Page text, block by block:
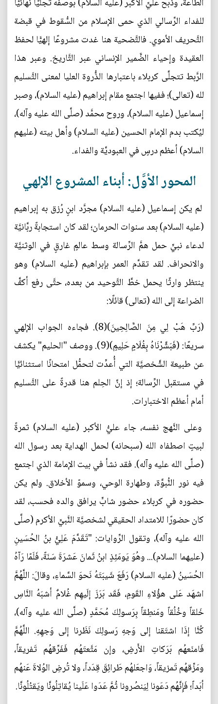
للفداء الرِّسالي الذي حمى الإسلام من السُّقوط في قبضة
التَّحريف الأموي. فالتَّضحية هنا غدت مشروعًا إلهيًّا لحفظ
العقيدة وإحياء الضَّمير الإنساني عبر التَّاريخ. وعبر هذا
الرَّبط تتجلَّى كربلاء باعتبارها الذُّروة العليا لمعنى التَّسليم
لله (تعالى)؛ ففيها اجتمع مقام إبراهيم (عليه السلام)، وصبر
إسماعيل (عليه السلام)، وروح محمَّد (صلَّى الله عليه وآله)،
ليُكتب بدم الإمام الحسين (عليه السلام) وأهل بيته (عليهم
السلام) أعظم درسٍ في العبوديَّة والفداء.
المحور الأوَّل: أبناء المشروع الإلهي
لم يكن إسماعيل (عليه السلام) مجرَّد ابنٍ رُزق به إبراهيم
(عليه السلام) بعد سنوات الحرمان؛ لقد كان استجابةً ربَّانيَّة
لدعاء نبيٍّ حمل همَّ الرِّسالة وسط عالمٍ غارقٍ في الوثنيَّة
والانحراف. لقد تقدَّم العمر بإبراهيم (عليه السلام) وهو
ينتظر وارثًا يحمل خطَّ التَّوحيد من بعده، حتَّى رفع أكفَّ
الضراعة إلى الله (تعالى) قائلًا:
(رَبِّ هَبْ لِي مِنَ الصَّالِحِينَ)(8). فجاءه الجواب الإلهي
سريعًا: (فَبَشَّرْنَاهُ بِغُلَامٍ حَلِيمٍ)(9). ووصف "الحليم" يكشف
عن طبيعة الشَّخصيَّة التي أُعدِّت لتحمُّل امتحانًا استثنائيًّا
في مستقبل الرِّسالة؛ إذ إنَّ الحِلم هنا قدرةً على التَّسليم
أمام أعظم الاختبارات.
وعلى النَّهج نفسه، جاء عليُّ الأكبر (عليه السلام) ثمرةً
لبيتٍ اصطفاه الله (سبحانه) لحمل الهداية بعد رسول الله
(صلَّى الله عليه وآله). فقد نشأ في بيت الإمامة الذي اجتمع
فيه نور النُّبوَّة، وطهارة الوحي، وسموّ الأخلاق. ولم يكن
حضوره في كربلاء حضور شابٍّ يرافق والده فحسب، لقد
كان حضورًا للامتداد الحقيقي لشخصيَّة النَّبيِّ الأكرم (صلَّى
الله عليه وآله)، وتقول الرِّوايات: "تَقَدَّمَ عَلِيُّ بنُ الحُسَينِ
(عليهما السلام)... وهُوَ يَومَئِذٍ ابنُ ثَمانَ عَشرَةَ سَنَةً، فَلَمّا رَآهُ
الحُسَينُ (عليه السلام) رَفَعَ شَيبَتَهُ نَحوَ السَّماءِ، وقالَ: اللَّهُمَّ
اشهَد عَلى هؤُلاءِ القَومِ، فَقَد بَرَزَ إلَيهِم غُلامٌ أشبَهُ النَّاسِ
خَلقاً وخُلُقاً ومَنطِقاً بِرَسولِكَ مُحَمَّدٍ (صلَّى الله عليه وآله)،
كُنَّا إذَا اشتَقنا إلى وَجهِ رَسولِكَ نَظَرنا إلى وَجهِهِ. اللَّهُمَّ
فَامنَعهُم بَرَكاتِ الأَرضِ، وإن مَتَّعتَهُم فَفَرِّقهُم تَفريقاً،
ومَزِّقهُم تَمزيقاً، وَاجعَلهُم طَرائِقَ قِدَداً، ولا تُرضِ الوُلاةَ عَنهُم
أبَداً؛ فَإِنَّهُم دَعَونا لِيَنصُرونا ثُمَّ عَدَوا عَلَينا يُقاتِلُونَّا ويَقتُلُونَّا.